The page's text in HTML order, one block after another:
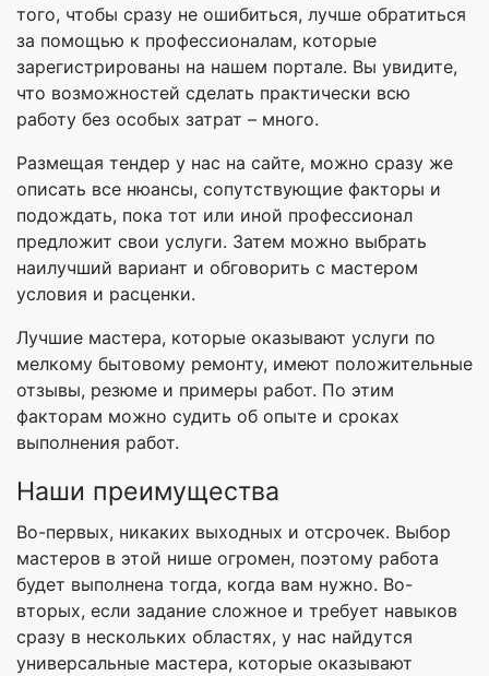
того, чтобы сразу не ошибиться, лучше обратиться
за помощью к профессионалам, которые
зарегистрированы на нашем портале. Вы увидите,
что возможностей сделать практически всю
работу без особых затрат – много.
Размещая тендер у нас на сайте, можно сразу же
описать все нюансы, сопутствующие факторы и
подождать, пока тот или иной профессионал
предложит свои услуги. Затем можно выбрать
наилучший вариант и обговорить с мастером
условия и расценки.
Лучшие мастера, которые оказывают услуги по
мелкому бытовому ремонту, имеют положительные
отзывы, резюме и примеры работ. По этим
факторам можно судить об опыте и сроках
выполнения работ.
Наши преимущества
Во-первых, никаких выходных и отсрочек. Выбор
мастеров в этой нише огромен, поэтому работа
будет выполнена тогда, когда вам нужно. Во-
вторых, если задание сложное и требует навыков
сразу в нескольких областях, у нас найдутся
универсальные мастера, которые оказывают